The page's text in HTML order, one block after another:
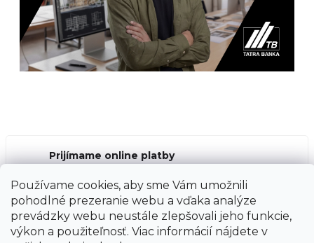
Používame cookies, aby sme Vám umožnili
pohodlné prezeranie webu a vďaka analýze
prevádzky webu neustále zlepšovali jeho funkcie,
výkon a použiteľnosť. Viac informácií nájdete v
Prijímame online platby
Vytvoril Shoptet